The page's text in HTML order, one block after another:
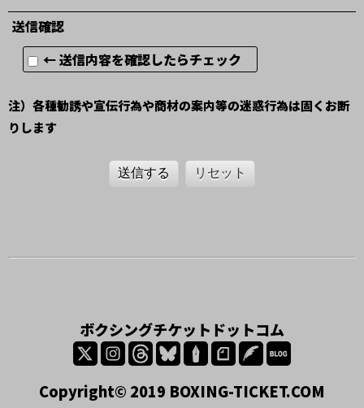
送信確認
← 送信内容を確認したらチェック
注）各種勧誘や宣伝行為や商材の案内等の迷惑行為は固くお断
りします
送信する リセット
ボクシングチケットドットコム
Copyright© 2019 BOXING-TICKET.COM